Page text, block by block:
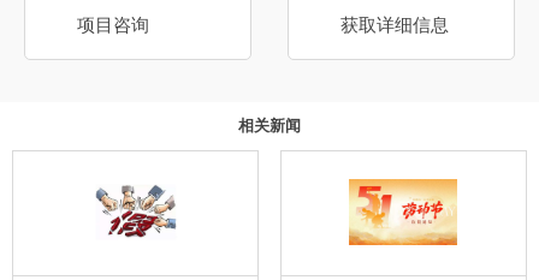
项目咨询 获取详细信息
相关新闻